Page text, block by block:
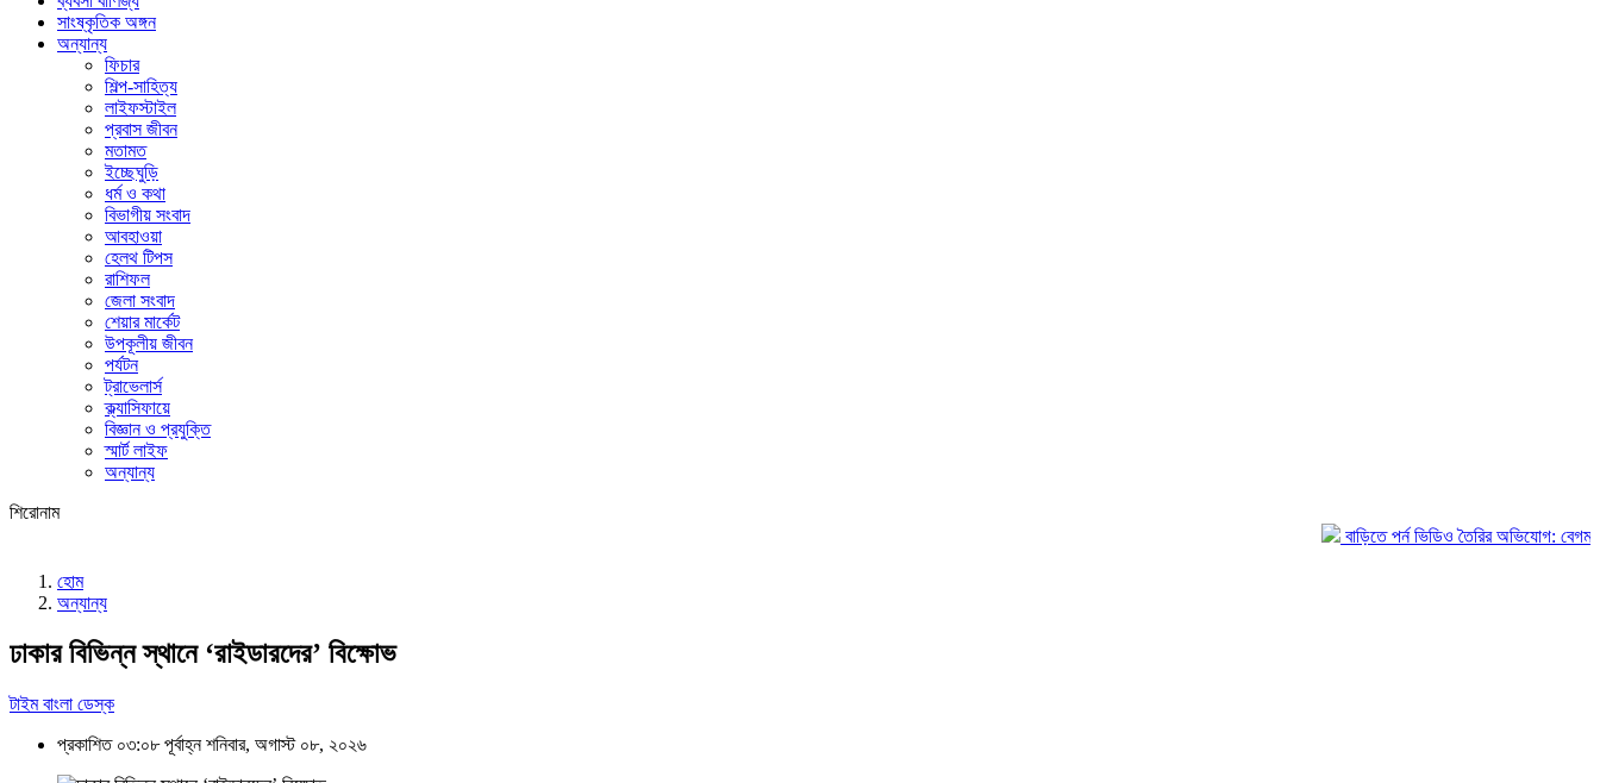
সাংষ্কৃতিক অঙ্গন
অন্যান্য
ফিচার
শিল্প-সাহিত্য
লাইফস্টাইল
প্রবাস জীবন
মতামত
ইচ্ছেঘুড়ি
ধর্ম ও কথা
বিভাগীয় সংবাদ
আবহাওয়া
হেলথ টিপস
রাশিফল
জেলা সংবাদ
শেয়ার মার্কেট
উপকূলীয় জীবন
পর্যটন
ট্রাভেলার্স
ক্ল্যাসিফায়ে
বিজ্ঞান ও প্রযুক্তি
স্মার্ট লাইফ
অন্যান্য
শিরোনাম
বাড়িতে পর্ন ভিডিও তৈরির অভিযোগ: বেগমগঞ্জে
হোম
অন্যান্য
ঢাকার বিভিন্ন স্থানে ‘রাইডারদের’ বিক্ষোভ
টাইম বাংলা ডেস্ক
প্রকাশিত ০৩:০৮ পূর্বাহ্ন শনিবার, অগাস্ট ০৮, ২০২৬